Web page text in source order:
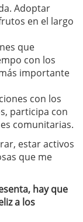
Adoptar
en el largo
que
con los
importante
con los
participa con
comunitarias.
estar activos
que me
hay que
a los